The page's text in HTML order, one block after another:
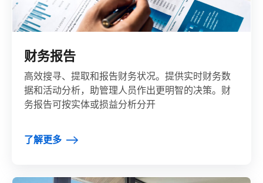
财务报告
高效搜寻、提取和报告财务状况。提供实时财务数
据和活动分析，助管理人员作出更明智的决策。财
务报告可按实体或损益分析分开
了解更多